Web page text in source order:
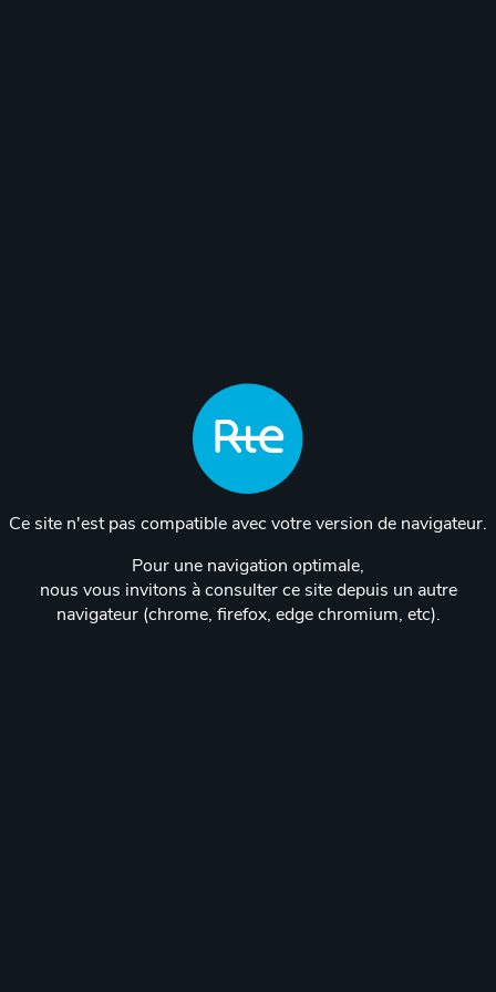
Ce site n'est pas compatible avec votre version de navigateur.
Pour une navigation optimale,
nous vous invitons à consulter ce site depuis un autre
navigateur (chrome, firefox, edge chromium, etc).